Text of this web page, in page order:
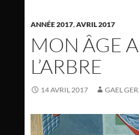
ANNÉE 2017,AVRIL 2017
MON ÂGE
L’ARBRE
14 AVRIL 2017 GAEL